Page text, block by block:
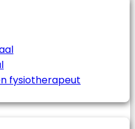
fysiotherapeut